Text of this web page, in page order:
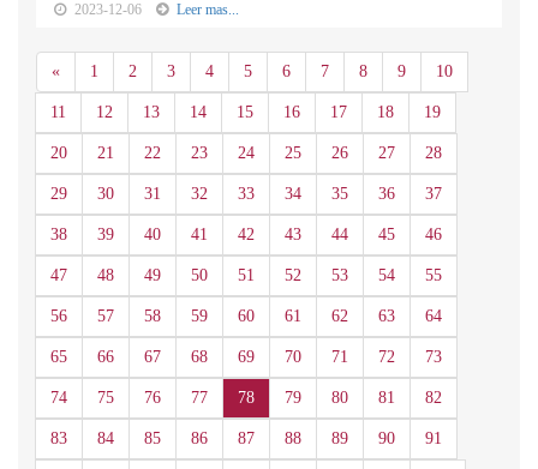
2023-12-06 Leer mas...
«Anterior
1 2 3 4 5 6 7 8 9 10
11 12 13 14 15 16 17 18 19
20 21 22 23 24 25 26 27 28
29 30 31 32 33 34 35 36 37
38 39 40 41 42 43 44 45 46
47 48 49 50 51 52 53 54 55
56 57 58 59 60 61 62 63 64
65 66 67 68 69 70 71 72 73
74 75 76 77 78 79 80 81 82
83 84 85 86 87 88 89 90 91